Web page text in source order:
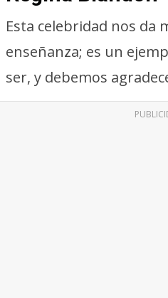
Esta celebridad nos da
enseñanza; es un
ser, y debemos